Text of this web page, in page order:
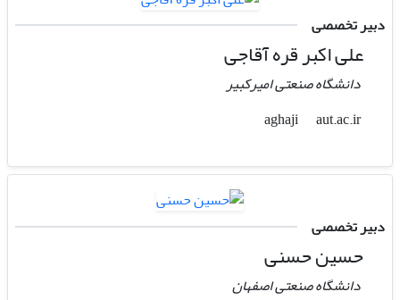
دبیر تخصصی
علی اکبر قره آقاجی
دانشگاه صنعتی امیرکبیر
aghaji
aut.ac.ir
دبیر تخصصی
حسین حسنی
دانشگاه صنعتی اصفهان